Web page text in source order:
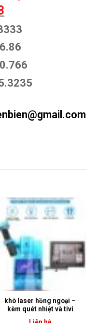
khò laser hồng ngoại –
kèm quét nhiệt và tivi